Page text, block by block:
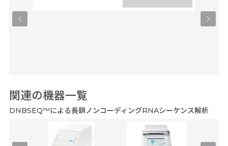
関連の機器一覧
DNBSEQ™による長鎖ノンコーディングRNAシーケンス解析